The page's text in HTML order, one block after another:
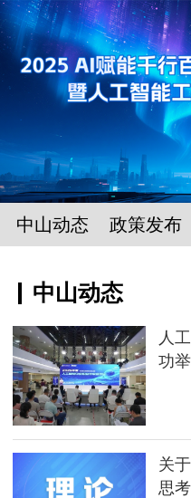
中山动态 政策发布
中山动态
人
功
关
思考